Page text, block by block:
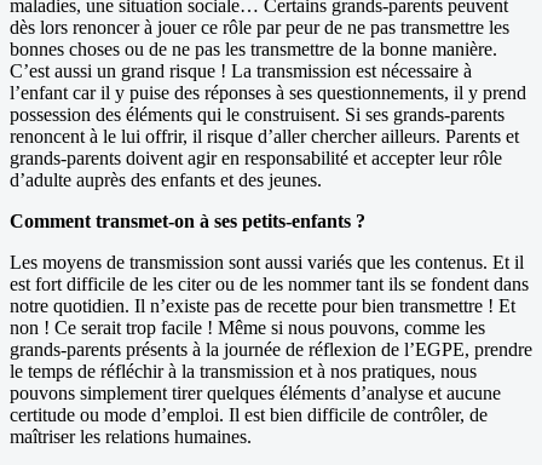
maladies, une situation sociale… Certains grands-parents peuvent
dès lors renoncer à jouer ce rôle par peur de ne pas transmettre les
bonnes choses ou de ne pas les transmettre de la bonne manière.
C’est aussi un grand risque ! La transmission est nécessaire à
l’enfant car il y puise des réponses à ses questionnements, il y prend
possession des éléments qui le construisent. Si ses grands-parents
renoncent à le lui offrir, il risque d’aller chercher ailleurs. Parents et
grands-parents doivent agir en responsabilité et accepter leur rôle
d’adulte auprès des enfants et des jeunes.
Comment transmet-on à ses petits-enfants ?
Les moyens de transmission sont aussi variés que les contenus. Et il
est fort difficile de les citer ou de les nommer tant ils se fondent dans
notre quotidien. Il n’existe pas de recette pour bien transmettre ! Et
non ! Ce serait trop facile ! Même si nous pouvons, comme les
grands-parents présents à la journée de réflexion de l’EGPE, prendre
le temps de réfléchir à la transmission et à nos pratiques, nous
pouvons simplement tirer quelques éléments d’analyse et aucune
certitude ou mode d’emploi. Il est bien difficile de contrôler, de
maîtriser les relations humaines.